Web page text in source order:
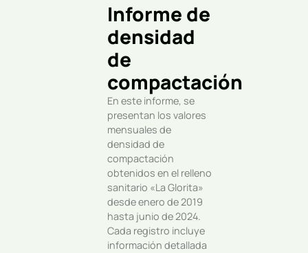
Informe de
densidad
de
compactación
En este informe, se
presentan los valores
mensuales de
densidad de
compactación
obtenidos en el relleno
sanitario «La Glorita»
desde enero de 2019
hasta junio de 2024.
Cada registro incluye
información detallada